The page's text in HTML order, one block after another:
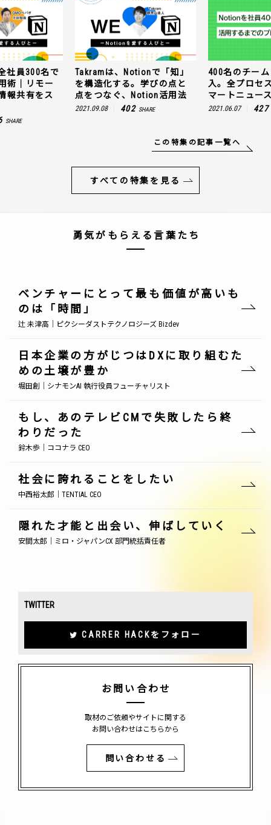
社員300名で
術｜リモー
報共有をス
SHARE
Takramは、Notionで「知」
を構造化する。学びの点と
点をつなぐ、Notion活用法
2021.09.08 402 SHARE
400名のチー
入。全プロセ
マートニュー
2021.06.07 427
この特集の記事一覧へ
すべての特集を見る
勇気がもらえる言葉たち
ベンチャーにとって最も価値が高いも
のは「時間」
辻 未津高｜ピクシーダストテクノロジーズ Bizdev
日本企業の方がじつはDXに取り組むた
めの土壌が豊か
堀田創｜シナモンAI 執行役員フューチャリスト
もし、あのテレビCMで失敗したら終
わりだった
鈴木歩｜ココナラ CEO
社会に誇れることをしたい
中西裕太郎｜TENTIAL CEO
隠れた才能と出会い、伸ばしていく
安間太郎｜ミロ・ジャパンCX 部門統括責任者
TWITTER
CARRER HACKをフォロー
お問い合わせ
取材のご依頼やサイトに関する
お問い合わせはこちらから
問い合わせる